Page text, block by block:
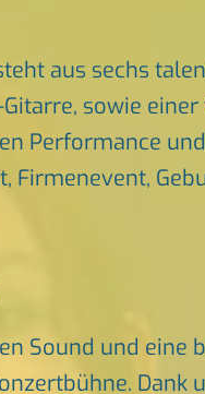
aus sechs
sowie
Performance
Firmenevent,
Sound und eine